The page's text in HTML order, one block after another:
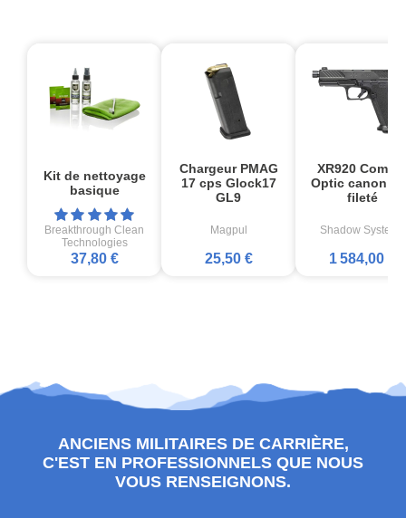
Kit de nettoyage
basique
Breakthrough Clean
Technologies
37,80 €
Chargeur PMAG
17 cps Glock17
GL9
Magpul
25,50 €
XR920
Optic canon
fileté
Shadow Systems
1 584,00 €
ANCIENS MILITAIRES DE CARRIÈRE,
C'EST EN PROFESSIONNELS QUE NOUS
VOUS RENSEIGNONS.